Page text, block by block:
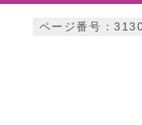
ページ番号：